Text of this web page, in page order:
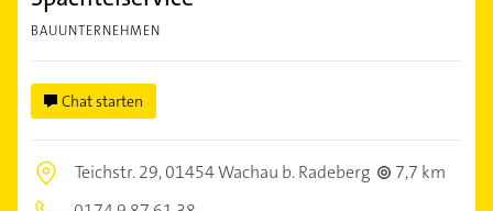
BAUUNTERNEHMEN
Chat starten
Teichstr. 29,01454 Wachau b. Radeberg
7,7 km